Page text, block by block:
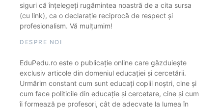
siguri că înțelegeți rugămintea noastră de a cita sursa
(cu link), ca o declarație reciprocă de respect și
profesionalism. Vă mulțumim!
DESPRE NOI
EduPedu.ro este o publicație online care găzduiește
exclusiv articole din domeniul educației și cercetării.
Urmărim constant cum sunt educați copiii noștri, cine și
cum face politicile din educație și cercetare, cine și cum
îi formează pe profesori, cât de adecvate la lumea în